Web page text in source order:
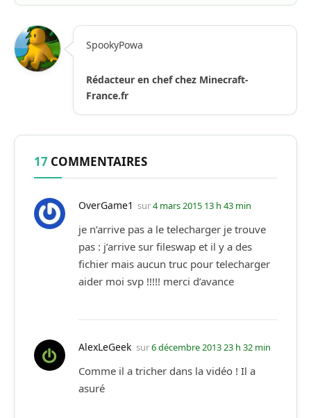
SpookyPowa
Rédacteur en chef chez Minecraft-
France.fr
17 COMMENTAIRES
OverGame1 sur4 mars 2015 13 h 43 min
je n’arrive pas a le telecharger je trouve
pas : j’arrive sur fileswap et il y a des
fichier mais aucun truc pour telecharger
aider moi svp !!!!! merci d’avance
AlexLeGeek sur6 décembre 2013 23 h 32 min
Comme il a tricher dans la vidéo ! Il a
asuré